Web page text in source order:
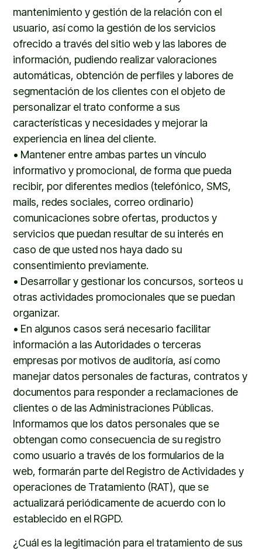
mantenimiento y gestión de la relación con el
usuario, así como la gestión de los servicios
ofrecido a través del sitio web y las labores de
información, pudiendo realizar valoraciones
automáticas, obtención de perfiles y labores de
segmentación de los clientes con el objeto de
personalizar el trato conforme a sus
características y necesidades y mejorar la
experiencia en línea del cliente.
• Mantener entre ambas partes un vínculo
informativo y promocional, de forma que pueda
recibir, por diferentes medios (telefónico, SMS,
mails, redes sociales, correo ordinario)
comunicaciones sobre ofertas, productos y
servicios que puedan resultar de su interés en
caso de que usted nos haya dado su
consentimiento previamente.
• Desarrollar y gestionar los concursos, sorteos u
otras actividades promocionales que se puedan
organizar.
• En algunos casos será necesario facilitar
información a las Autoridades o terceras
empresas por motivos de auditoría, así como
manejar datos personales de facturas, contratos y
documentos para responder a reclamaciones de
clientes o de las Administraciones Públicas.
Informamos que los datos personales que se
obtengan como consecuencia de su registro
como usuario a través de los formularios de la
web, formarán parte del Registro de Actividades y
operaciones de Tratamiento (RAT), que se
actualizará periódicamente de acuerdo con lo
establecido en el RGPD.
¿Cuál es la legitimación para el tratamiento de sus